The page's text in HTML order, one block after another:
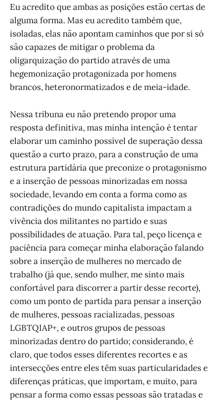
Eu acredito que ambas as posições estão certas de
alguma forma. Mas eu acredito também que,
isoladas, elas não apontam caminhos que por si só
são capazes de mitigar o problema da
oligarquização do partido através de uma
hegemonização protagonizada por homens
brancos, heteronormatizados e de meia-idade.
Nessa tribuna eu não pretendo propor uma
resposta definitiva, mas minha intenção é tentar
elaborar um caminho possível de superação dessa
questão a curto prazo, para a construção de uma
estrutura partidária que preconize o protagonismo
e a inserção de pessoas minorizadas em nossa
sociedade, levando em conta a forma como as
contradições do mundo capitalista impactam a
vivência dos militantes no partido e suas
possibilidades de atuação. Para tal, peço licença e
paciência para começar minha elaboração falando
sobre a inserção de mulheres no mercado de
trabalho (já que, sendo mulher, me sinto mais
confortável para discorrer a partir desse recorte),
como um ponto de partida para pensar a inserção
de mulheres, pessoas racializadas, pessoas
LGBTQIAP+, e outros grupos de pessoas
minorizadas dentro do partido; considerando, é
claro, que todos esses diferentes recortes e as
intersecções entre eles têm suas particularidades e
diferenças práticas, que importam, e muito, para
pensar a forma como essas pessoas são tratadas e